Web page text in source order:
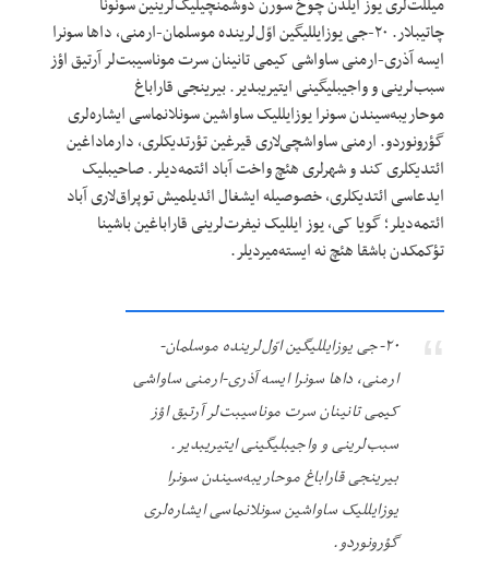
میللت‌لری یوز ایلدن چوخ سورن دوشمنچیلیک‌لرینین سونونا
چاتیبلار. ۲۰-جی یوزایللیگین اوّل‌لرینده موسلمان-ارمنی، داها سونرا
ایسه آذری-ارمنی ساواشی کیمی تانینان سرت موناسیبت‌لر آرتیق اؤز
سبب‌لرینی و واجیبلیگینی ایتیریبدیر. بیرینجی قاراباغ
موحاریبه‌سیندن سونرا یوزایللیک ساواشین سونلانماسی ایشاره‌لری
گؤرونوردو. ارمنی ساواشچی‌لاری قیرغین تؤرتدیکلری، دارماداغین
ائتدیکلری کند و شهرلری هئچ واخت آباد ائتمه‌دیلر. صاحیبلیک
ایدعاسی ائتدیکلری، خصوصیله ایشغال ائدیلمیش توپراق‌لاری آباد
ائتمه‌دیلر؛ گویا کی، یوز ایللیک نیفرت‌لرینی قاراباغین باشینا
تؤکمکدن باشقا هئچ نه ایسته‌میردیلر.
۲۰-جی یوزایللیگین اوّل‌لرینده موسلمان-
ارمنی، داها سونرا ایسه آذری-ارمنی ساواشی
کیمی تانینان سرت موناسیبت‌لر آرتیق اؤز
سبب‌لرینی و واجیبلیگینی ایتیریبدیر.
بیرینجی قاراباغ موحاریبه‌سیندن سونرا
یوزایللیک ساواشین سونلانماسی ایشاره‌لری
گؤرونوردو.